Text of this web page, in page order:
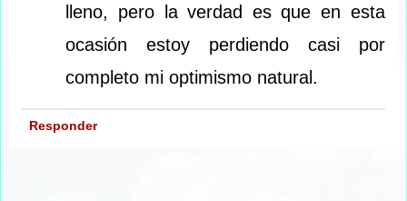
lleno, pero la verdad es que en esta
ocasión estoy perdiendo casi por
completo mi optimismo natural.
Responder